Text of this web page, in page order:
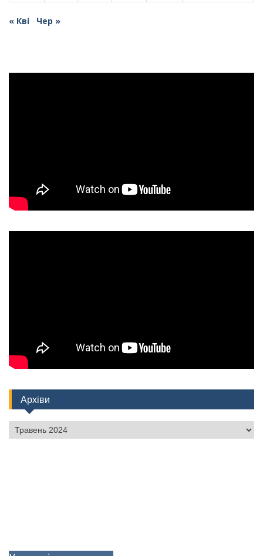
« Кві Чер »
Архіви
Архіви